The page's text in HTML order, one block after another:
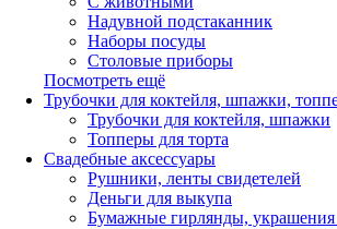
Надувной подстаканник
Наборы посуды
Столовые приборы
Посмотреть ещё
Трубочки для коктейля, шпажки,
Трубочки для коктейля, шпажки
Топперы для торта
Свадебные аксессуары
Рушники, ленты свидетелей
Деньги для выкупа
Бумажные гирлянды, украшения